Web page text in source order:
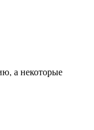
а некоторые